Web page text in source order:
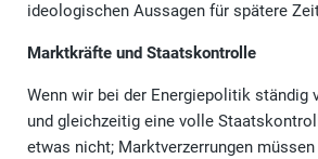
ideologischen Aussagen für spätere
Marktkräfte und Staatskontrolle
Wenn wir bei der Energiepolitik ständig
und gleichzeitig eine volle
etwas nicht; Marktverzerrungen